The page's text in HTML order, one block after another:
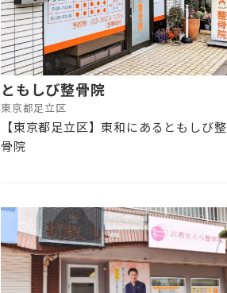
ともしび整骨院
東京都足立区
【東京都足立区】東和にあるともしび整
骨院